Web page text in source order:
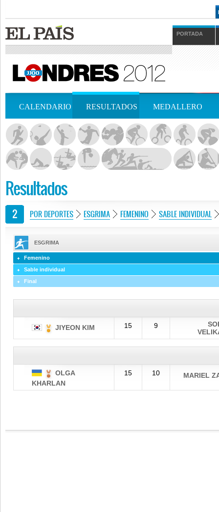
PORTADA
CALENDARIO RESULTADOS MEDALLERO
Resultados
POR DEPORTES ESGRIMA FEMENINO SABLE INDIVIDUAL
ESGRIMA
Femenino
Sable individual
Final
JIYEON KIM 15 9
OLGA
KHARLAN
15 10 MARIEL